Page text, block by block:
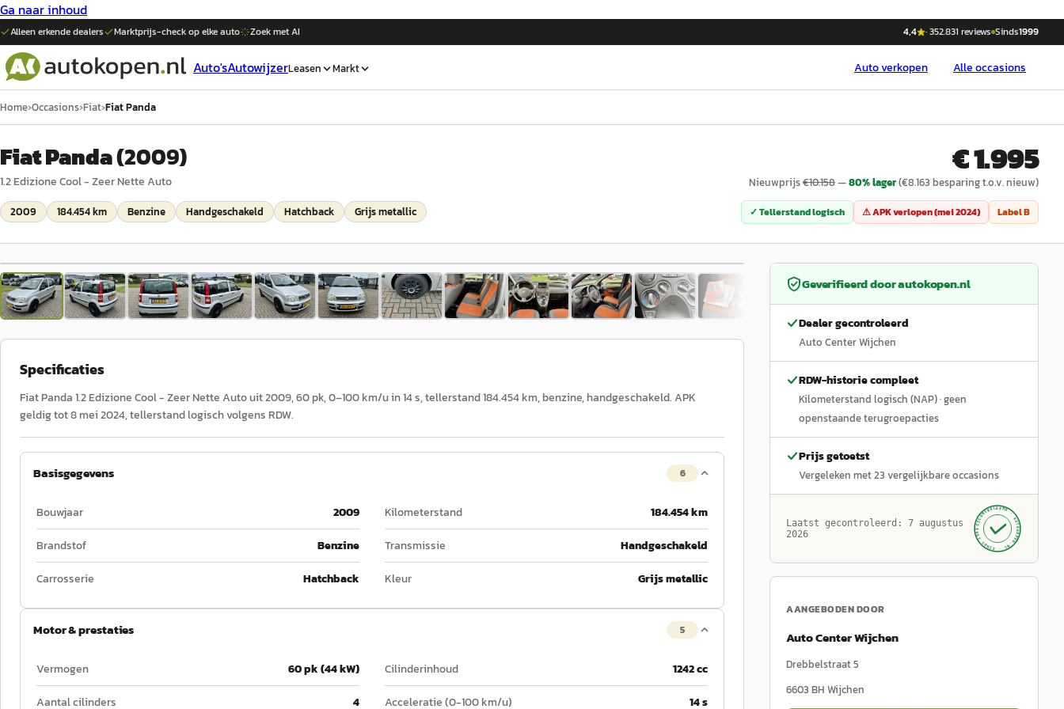
Ga naar inhoud
Alleen erkende dealers Marktprijs-check op elkeauto Zoek met AI 4,4 ·352.831 reviews Sinds1999
Auto'sAutowijzerLeasen Markt Autoverkopen Alle occasions
Home›Occasions›Fiat›Fiat Panda
Fiat Panda(2009)
1.2 Edizione Cool - Zeer Nette Auto
€ 1.995
Nieuwprijs€10.158—80% lager(€8.163 besparing t.o.v. nieuw)
✓ Tellerstand logisch ⚠ APK verlopen (mei 2024) LabelB
2009 184.454 km Benzine Handgeschakeld Hatchback Grijs metallic
1/12
Specificaties
Fiat Panda 1.2 Edizione Cool - Zeer Nette Auto uit 2009, 60 pk, 0–100 km/u in 14 s, tellerstand 184.454 km, benzine, handgeschakeld. APK
geldig tot 8 mei 2024, tellerstand logisch volgens RDW.
Basisgegevens 6
Bouwjaar 2009 Kilometerstand
184.454 km
Brandstof
Benzine Transmissie
Handgeschakeld
Carrosserie
Hatchback Kleur Grijs metallic
Motor & prestaties 5
Vermogen 60 pk (44 kW) Cilinderinhoud
1242 cc
Aantal cilinders
4 Acceleratie (0-100 km/u)
14 s
Geverifieerd doorautokopen.nl
Dealer gecontroleerd
Auto Center Wijchen
RDW-historie compleet
Kilometerstand logisch (NAP)· geen
openstaande terugroepacties
Prijs getoetst
Vergeleken met23 vergelijkbare occasions
Laatst gecontroleerd: 7 augustus
2026
GECONTROLEERD ·
AUTOKOPEN.NL
· SINDS 1999 ·
AANGEBODEN DOOR
Auto Center Wijchen
Drebbelstraat 5
6603 BH Wijchen